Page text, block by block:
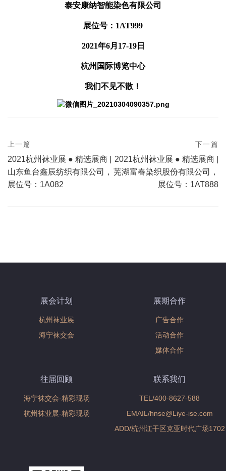
泰安康纳智能染色有限公司
展位号：1AT999
2021年6月17-19日
杭州国际博览中心
我们不见不散！
Post
navigation
上一篇
postPrevious
page
2021杭州袜业展 ● 精选展商 |
山东鱼台鑫辰纺织有限公司，
展位号：1A082
下一篇
next
postNext
2021杭州袜业展 ● 精选展商 |
芜湖富春染织股份有限公司，
展位号：1AT888
展会计划
杭州袜业展
海宁袜交会
展期合作
广告合作
活动合作
媒体合作
往届回顾
海宁袜交会-精彩现场
杭州袜业展-精彩现场
联系我们
TEL/400-8627-588
EMAIL/hnse@Liye-ise.com
ADD/杭州江干区克亚时代广场1702